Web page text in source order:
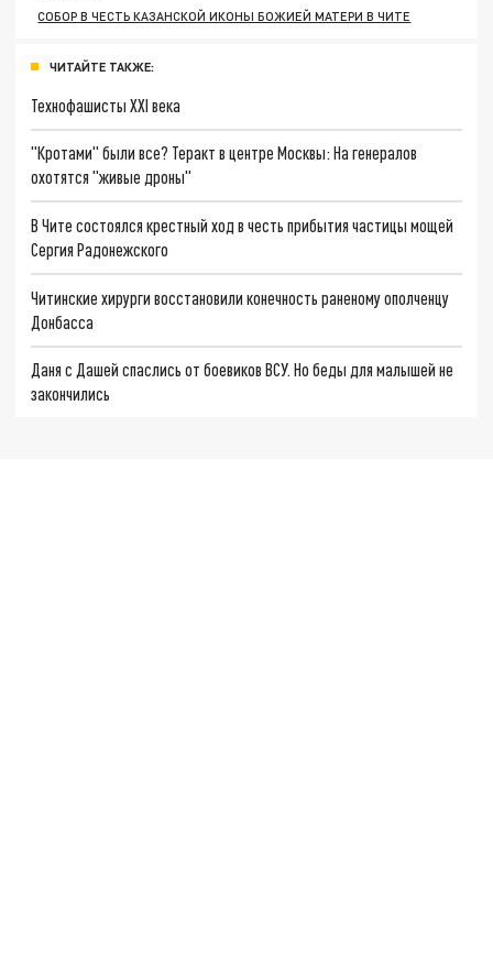
СОБОР В ЧЕСТЬ КАЗАНСКОЙ ИКОНЫ БОЖИЕЙ МАТЕРИ В ЧИТЕ
ЧИТАЙТЕ ТАКЖЕ:
Технофашисты XXI века
"Кротами" были все? Теракт в центре Москвы: На генералов
охотятся "живые дроны"
В Чите состоялся крестный ход в честь прибытия частицы мощей
Сергия Радонежского
Читинские хирурги восстановили конечность раненому ополченцу
Донбасса
Даня с Дашей спаслись от боевиков ВСУ. Но беды для малышей не
закончились